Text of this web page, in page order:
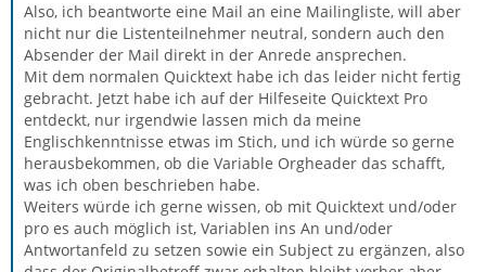
Also, ich beantworte eine Mail an eine Mailingliste, will aber
nicht nur die Listenteilnehmer neutral, sondern auch den
Absender der Mail direkt in der Anrede ansprechen.
Mit dem normalen Quicktext habe ich das leider nicht fertig
gebracht. Jetzt habe ich auf der Hilfeseite Quicktext Pro
entdeckt, nur irgendwie lassen mich da meine
Englischkenntnisse etwas im Stich, und ich würde so gerne
herausbekommen, ob die Variable Orgheader das schafft,
was ich oben beschrieben habe.
Weiters würde ich gerne wissen, ob mit Quicktext und/oder
pro es auch möglich ist, Variablen ins An und/oder
Antwortanfeld zu setzen sowie ein Subject zu ergänzen, also